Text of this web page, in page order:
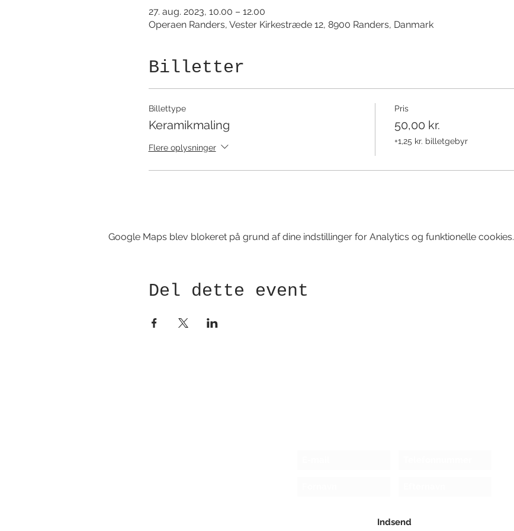
27. aug. 2023, 10.00 – 12.00
Operaen Randers, Vester Kirkestræde 12, 8900 Randers, Danmark
Billetter
Billettype
Keramikmaling
Flere oplysninger
Pris
50,00 kr.
+1,25 kr. billetgebyr
Google Maps blev blokeret på grund af dine indstillinger for Analytics og funktionelle cookies.
Del dette event
Indsend